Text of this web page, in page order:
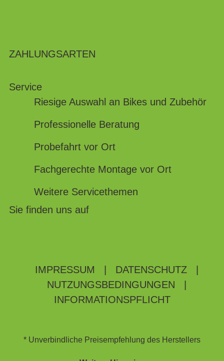
ZAHLUNGSARTEN
Service
Riesige Auswahl an Bikes und Zubehör
Professionelle Beratung
Probefahrt vor Ort
Fachgerechte Montage vor Ort
Weitere Servicethemen
Sie finden uns auf
IMPRESSUM DATENSCHUTZ
NUTZUNGSBEDINGUNGEN
INFORMATIONSPFLICHT
* Unverbindliche Preisempfehlung des Herstellers